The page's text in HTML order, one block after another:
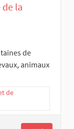
la
de
animaux
de